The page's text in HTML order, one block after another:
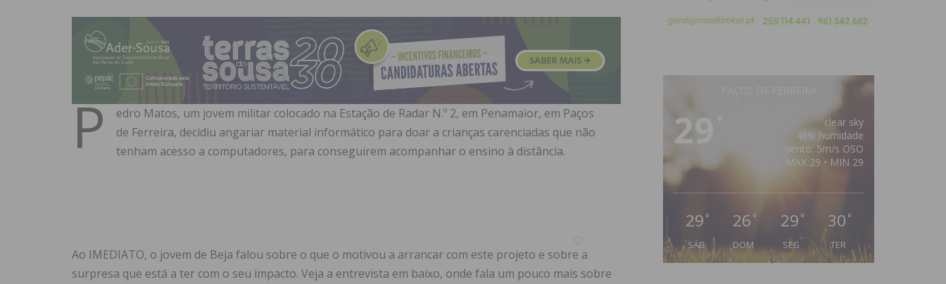
P
edro Matos, um jovem militar colocado na Estação de Radar N.º 2, em Penamaior, em Paços
de Ferreira, decidiu angariar material informático para doar a crianças carenciadas que não
tenham acesso a computadores, para conseguirem acompanhar o ensino à distância.
Ao IMEDIATO, o jovem de Beja falou sobre o que o motivou a arrancar com este projeto e sobre a
surpresa que está a ter com o seu impacto. Veja a entrevista em baixo, onde fala um pouco mais sobre
29
clear sky
48% humidade
vento: 5m/s OSO
MAX 29 • MIN 29
29 °
SÁB
26 °
DOM
29 °
SEG
30 °
TER